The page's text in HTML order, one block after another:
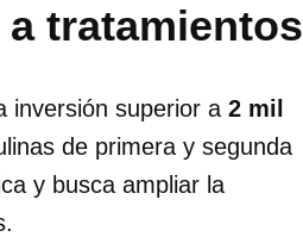
tratamientos
inversión superior a 2 mil
de primera y segunda
y busca ampliar la